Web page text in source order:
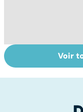
Le lupus, une
maladie
Voir